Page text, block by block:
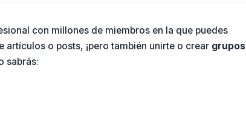
con millones de miembros en la que puedes
o posts, ¡pero también unirte o creargrupos
sabrás: